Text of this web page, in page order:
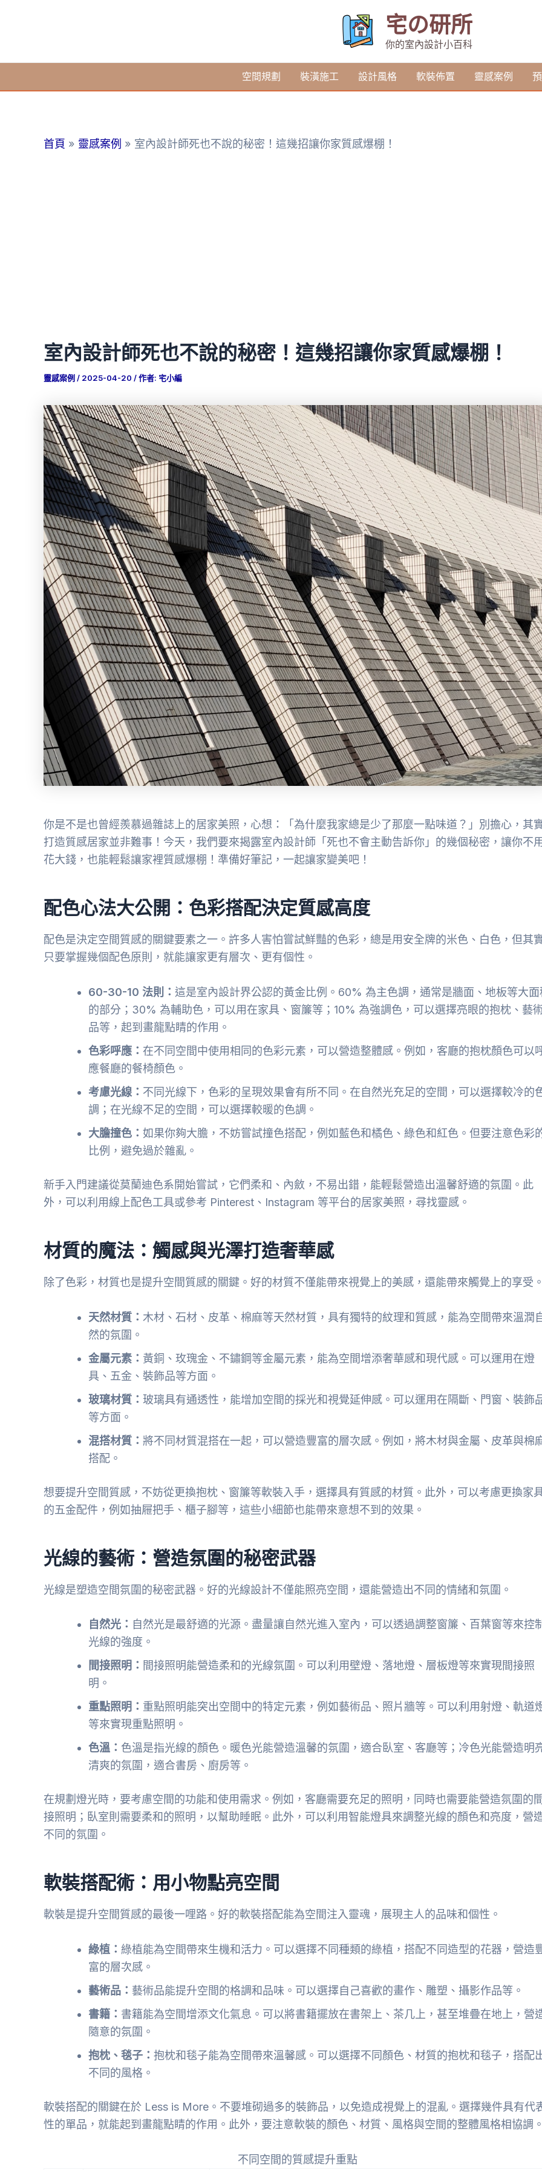
要
宅の研所
你的室內設計小百科
空間規劃 裝潢施工 設計風格 軟裝佈置 靈感案例
首頁 靈感案例 室內設計師死也不說的秘密！這幾招讓你家質感爆棚！
室內設計師死也不說的秘密！這幾招讓你家質感爆棚！
靈感案例 / 2025-04-20 / 作者: 宅小編
你是不是也曾經羨慕過雜誌上的居家美照，心想：「為什麼我家總是少了那麼一點味道？」別擔心，其
打造質感居家並非難事！今天，我們要來揭露室內設計師「死也不會主動告訴你」的幾個秘密，讓你不用
花大錢，也能輕鬆讓家裡質感爆棚！準備好筆記，一起讓家變美吧！
配色心法大公開：色彩搭配決定質感高度
配色是決定空間質感的關鍵要素之一。許多人害怕嘗試鮮豔的色彩，總是用安全牌的米色、白色，但其
只要掌握幾個配色原則，就能讓家更有層次、更有個性。
60-30-10 法則： 這是室內設計界公認的黃金比例。60% 為主色調，通常是牆面、地板等大面
的部分；30% 為輔助色，可以用在家具、窗簾等；10% 為強調色，可以選擇亮眼的抱枕、藝
品等，起到畫龍點睛的作用。
色彩呼應： 在不同空間中使用相同的色彩元素，可以營造整體感。例如，客廳的抱枕顏色可以
應餐廳的餐椅顏色。
考慮光線： 不同光線下，色彩的呈現效果會有所不同。在自然光充足的空間，可以選擇較冷的
調；在光線不足的空間，可以選擇較暖的色調。
大膽撞色： 如果你夠大膽，不妨嘗試撞色搭配，例如藍色和橘色、綠色和紅色。但要注意色彩
比例，避免過於雜亂。
新手入門建議從莫蘭迪色系開始嘗試，它們柔和、內斂，不易出錯，能輕鬆營造出溫馨舒適的氛圍。此
外，可以利用線上配色工具或參考 Pinterest、Instagram 等平台的居家美照，尋找靈感。
材質的魔法：觸感與光澤打造奢華感
除了色彩，材質也是提升空間質感的關鍵。好的材質不僅能帶來視覺上的美感，還能帶來觸覺上的享受。
天然材質： 木材、石材、皮革、棉麻等天然材質，具有獨特的紋理和質感，能為空間帶來溫潤
然的氛圍。
金屬元素： 黃銅、玫瑰金、不鏽鋼等金屬元素，能為空間增添奢華感和現代感。可以運用在燈
具、五金、裝飾品等方面。
玻璃材質： 玻璃具有通透性，能增加空間的採光和視覺延伸感。可以運用在隔斷、門窗、裝飾
等方面。
混搭材質： 將不同材質混搭在一起，可以營造豐富的層次感。例如，將木材與金屬、皮革與棉
搭配。
想要提升空間質感，不妨從更換抱枕、窗簾等軟裝入手，選擇具有質感的材質。此外，可以考慮更換家
的五金配件，例如抽屜把手、櫃子腳等，這些小細節也能帶來意想不到的效果。
光線的藝術：營造氛圍的秘密武器
光線是塑造空間氛圍的秘密武器。好的光線設計不僅能照亮空間，還能營造出不同的情緒和氛圍。
自然光： 自然光是最舒適的光源。盡量讓自然光進入室內，可以透過調整窗簾、百葉窗等來控
光線的強度。
間接照明： 間接照明能營造柔和的光線氛圍。可以利用壁燈、落地燈、層板燈等來實現間接照
明。
重點照明： 重點照明能突出空間中的特定元素，例如藝術品、照片牆等。可以利用射燈、軌道
等來實現重點照明。
色溫： 色溫是指光線的顏色。暖色光能營造溫馨的氛圍，適合臥室、客廳等；冷色光能營造明
清爽的氛圍，適合書房、廚房等。
在規劃燈光時，要考慮空間的功能和使用需求。例如，客廳需要充足的照明，同時也需要能營造氛圍的間
接照明；臥室則需要柔和的照明，以幫助睡眠。此外，可以利用智能燈具來調整光線的顏色和亮度，營
不同的氛圍。
軟裝搭配術：用小物點亮空間
軟裝是提升空間質感的最後一哩路。好的軟裝搭配能為空間注入靈魂，展現主人的品味和個性。
綠植： 綠植能為空間帶來生機和活力。可以選擇不同種類的綠植，搭配不同造型的花器，營造
富的層次感。
藝術品： 藝術品能提升空間的格調和品味。可以選擇自己喜歡的畫作、雕塑、攝影作品等。
書籍： 書籍能為空間增添文化氣息。可以將書籍擺放在書架上、茶几上，甚至堆疊在地上，營
隨意的氛圍。
抱枕、毯子： 抱枕和毯子能為空間帶來溫馨感。可以選擇不同顏色、材質的抱枕和毯子，搭配
不同的風格。
軟裝搭配的關鍵在於 Less is More。不要堆砌過多的裝飾品，以免造成視覺上的混亂。選擇幾件具有代
性的單品，就能起到畫龍點睛的作用。此外，要注意軟裝的顏色、材質、風格與空間的整體風格相協調。
不同空間的質感提升重點